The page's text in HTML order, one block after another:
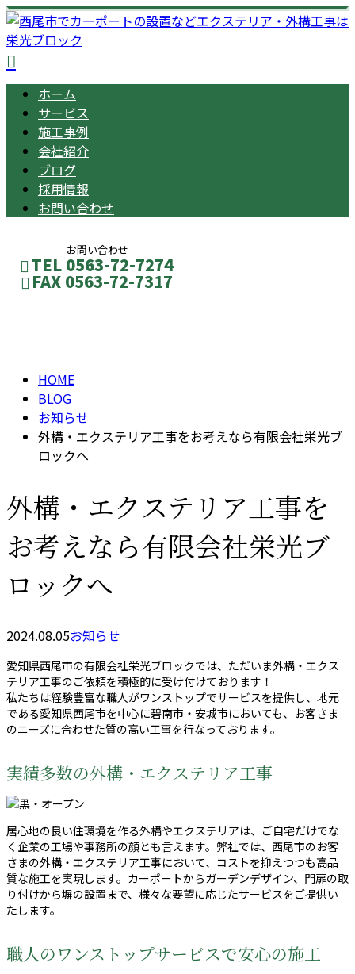
ホーム
サービス
施工事例
会社紹介
ブログ
採用情報
お問い合わせ
お問い合わせ
TEL 0563-72-7274
FAX 0563-72-7317
HOME
BLOG
お知らせ
外構・エクステリア工事をお考えなら有限会社栄光ブ
ロックへ
外構・エクステリア工事を
お考えなら有限会社栄光ブ
ロックへ
2024.08.05お知らせ
愛知県西尾市の有限会社栄光ブロックでは、ただいま外構・エクス
テリア工事のご依頼を積極的に受け付けております！
私たちは経験豊富な職人がワンストップでサービスを提供し、地元
である愛知県西尾市を中心に碧南市・安城市においても、お客さま
のニーズに合わせた質の高い工事を行なっております。
実績多数の外構・エクステリア工事
居心地の良い住環境を作る外構やエクステリアは、ご自宅だけでな
く企業の工場や事務所の顔とも言えます。弊社では、西尾市のお客
さまの外構・エクステリア工事において、コストを抑えつつも高品
質な施工を実現します。カーポートからガーデンデザイン、門扉の取
り付けから塀の設置まで、様々な要望に応じたサービスをご提供い
たします。
職人のワンストップサービスで安心の施工